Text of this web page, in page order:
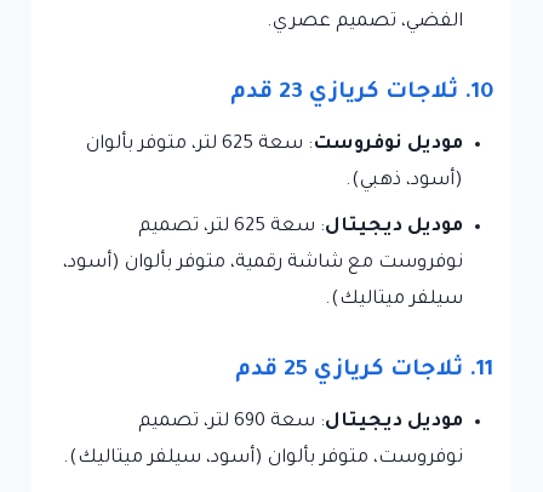
الفضي، تصميم عصري.
10. ثلاجات كريازي 23 قدم
موديل نوفروست
: سعة 625 لتر، متوفر بألوان
(أسود، ذهبي).
موديل ديجيتال
: سعة 625 لتر، تصميم
نوفروست مع شاشة رقمية، متوفر بألوان (أسود،
سيلفر ميتاليك).
11. ثلاجات كريازي 25 قدم
موديل ديجيتال
: سعة 690 لتر، تصميم
نوفروست، متوفر بألوان (أسود، سيلفر ميتاليك).